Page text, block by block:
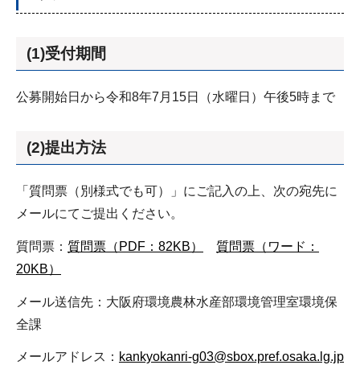
(1)受付期間
公募開始日から令和8年7月15日（水曜日）午後5時まで
(2)提出方法
「質問票（別様式でも可）」にご記入の上、次の宛先に
メールにてご提出ください。
質問票： 質問票（PDF：82KB）
質問票（ワード：
20KB）
メール送信先：大阪府環境農林水産部環境管理室環境保
全課
メールアドレス： kankyokanri-g03@sbox.pref.osaka.lg.jp